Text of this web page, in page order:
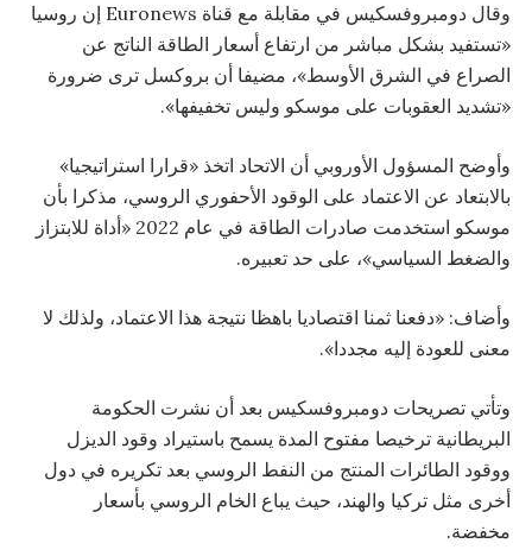
وقال دومبروفسكيس في مقابلة مع قناة Euronews إن روسيا
«تستفيد بشكل مباشر من ارتفاع أسعار الطاقة الناتج عن
الصراع في الشرق الأوسط»، مضيفا أن بروكسل ترى ضرورة
«تشديد العقوبات على موسكو وليس تخفيفها».
وأوضح المسؤول الأوروبي أن الاتحاد اتخذ «قرارا استراتيجيا»
بالابتعاد عن الاعتماد على الوقود الأحفوري الروسي، مذكرا بأن
موسكو استخدمت صادرات الطاقة في عام 2022 «أداة للابتزاز
والضغط السياسي»، على حد تعبيره.
وأضاف: «دفعنا ثمنا اقتصاديا باهظا نتيجة هذا الاعتماد، ولذلك لا
معنى للعودة إليه مجددا».
وتأتي تصريحات دومبروفسكيس بعد أن نشرت الحكومة
البريطانية ترخيصا مفتوح المدة يسمح باستيراد وقود الديزل
ووقود الطائرات المنتج من النفط الروسي بعد تكريره في دول
أخرى مثل تركيا والهند، حيث يباع الخام الروسي بأسعار
مخفضة.